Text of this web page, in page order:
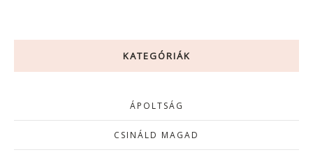
KATEGÓRIÁK
ÁPOLTSÁG
CSINÁLD MAGAD